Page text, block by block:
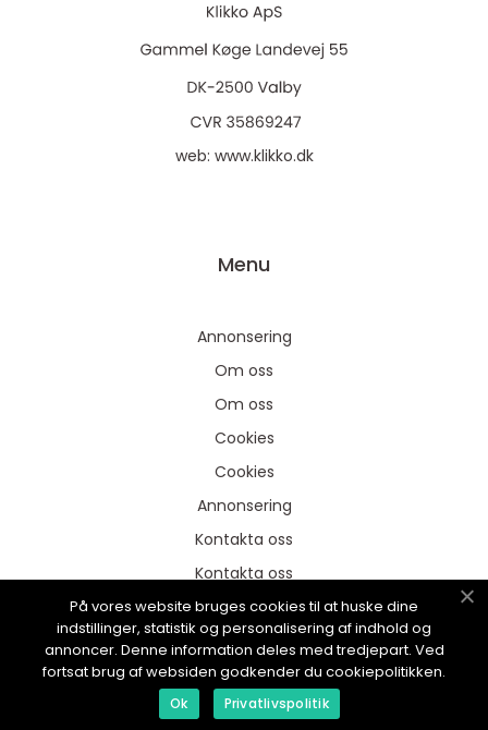
web: www.klikko.dk
Menu
Annonsering
Om oss
Om oss
Cookies
Cookies
Annonsering
Kontakta oss
Kontakta oss
Sitemap
Sitemap
På vores website bruges cookies til at huske dine
indstillinger, statistik og personalisering af indhold og
annoncer. Denne information deles med tredjepart. Ved
fortsat brug af websiden godkender du cookiepolitikken.
Ok Privatlivspolitik